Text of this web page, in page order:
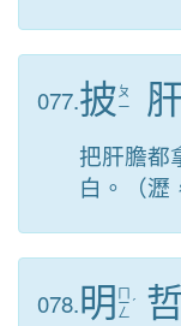
077.披 ㄆ
ㄧ
把肝膽都
白。（瀝
078.明 ㄇ
ㄧ
ㄥ
ˊ